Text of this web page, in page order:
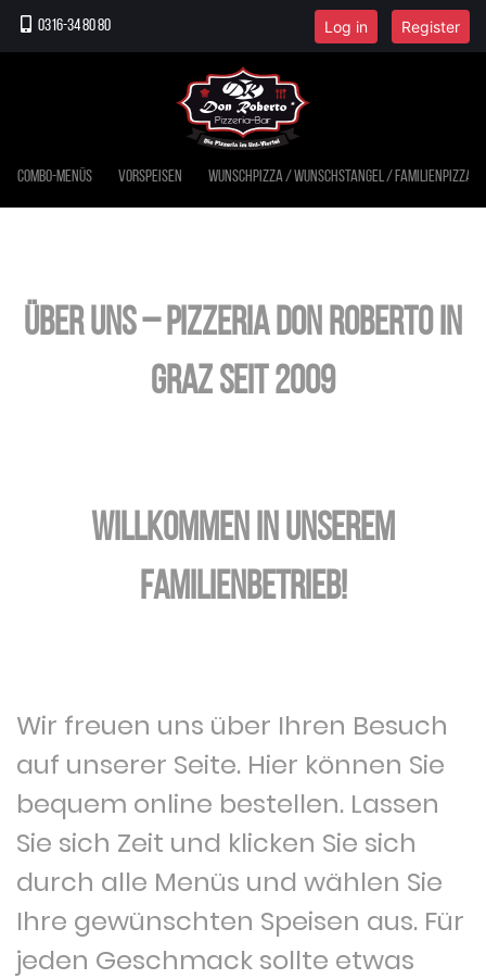
0316-34 80 80 Log in Register
Combo-Menüs Vorspeisen Wunschpizza / Wunschstangel / Familienpizza
Über uns – Pizzeria Don Roberto in
Graz seit 2009
WILLKOMMEN IN UNSEREM
FAMILIENBETRIEB!
Wir freuen uns über Ihren Besuch
auf unserer Seite. Hier können Sie
bequem online bestellen. Lassen
Sie sich Zeit und klicken Sie sich
durch alle Menüs und wählen Sie
Ihre gewünschten Speisen aus. Für
jeden Geschmack sollte etwas